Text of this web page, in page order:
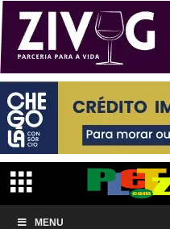
MENU
Início Tags